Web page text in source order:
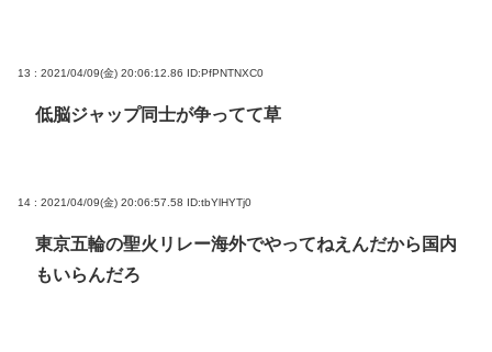
13 : 2021/04/09(金) 20:06:12.86 ID:PfPNTNXC0
低脳ジャップ同士が争ってて草
14 : 2021/04/09(金) 20:06:57.58 ID:tbYlHYTj0
東京五輪の聖火リレー海外でやってねえんだから国内
もいらんだろ